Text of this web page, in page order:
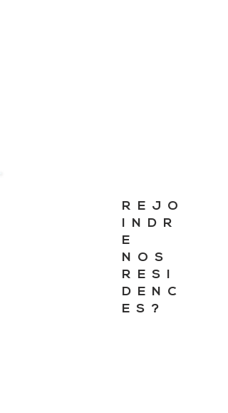
REJO
INDR
E
NOS
RESI
DENC
ES?